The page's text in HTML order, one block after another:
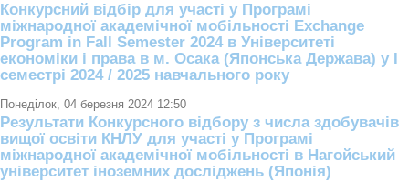
Конкурсний відбір для участі у Програмі
міжнародної академічної мобільності Exchange
Program in Fall Semester 2024 в Університеті
економіки і права в м. Осака (Японська Держава) у І
семестрі 2024 / 2025 навчального року
Понеділок, 04 березня 2024 12:50
Результати Конкурсного відбору з числа здобувачів
вищої освіти КНЛУ для участі у Програмі
міжнародної академічної мобільності в Нагойський
університет іноземних досліджень (Японія)